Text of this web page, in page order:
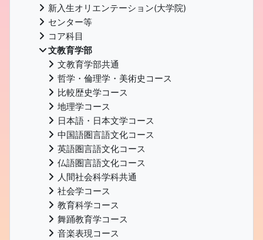
新入生オリエンテーション(大学院)
センター等
コア科目
文教育学部
文教育学部共通
哲学・倫理学・美術史コース
比較歴史学コース
地理学コース
日本語・日本文学コース
中国語圏言語文化コース
英語圏言語文化コース
仏語圏言語文化コース
人間社会科学科共通
社会学コース
教育科学コース
舞踊教育学コース
音楽表現コース